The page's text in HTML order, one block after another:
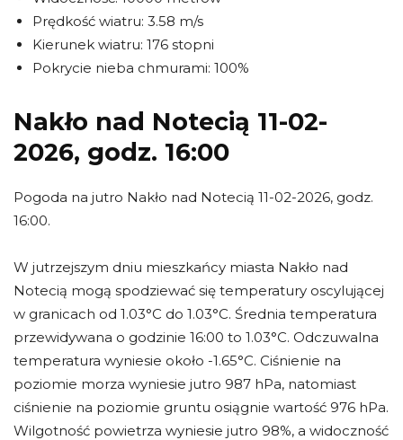
Prędkość wiatru: 3.58 m/s
Kierunek wiatru: 176 stopni
Pokrycie nieba chmurami: 100%
Nakło nad Notecią 11-02-
2026, godz. 16:00
Pogoda na jutro Nakło nad Notecią 11-02-2026, godz.
16:00.
W jutrzejszym dniu mieszkańcy miasta Nakło nad
Notecią mogą spodziewać się temperatury oscylującej
w granicach od 1.03°C do 1.03°C. Średnia temperatura
przewidywana o godzinie 16:00 to 1.03°C. Odczuwalna
temperatura wyniesie około -1.65°C. Ciśnienie na
poziomie morza wyniesie jutro 987 hPa, natomiast
ciśnienie na poziomie gruntu osiągnie wartość 976 hPa.
Wilgotność powietrza wyniesie jutro 98%, a widoczność